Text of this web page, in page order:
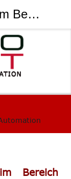
Bereich
Das erwartet uns 2020 im Bereich Automation | AmdoSoft Systems